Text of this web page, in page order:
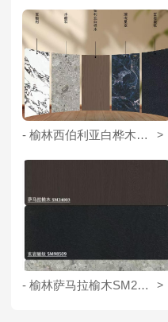
- 榆林西伯利亚白桦木SM96055 >
- 榆林萨马拉榆木SM24003 >